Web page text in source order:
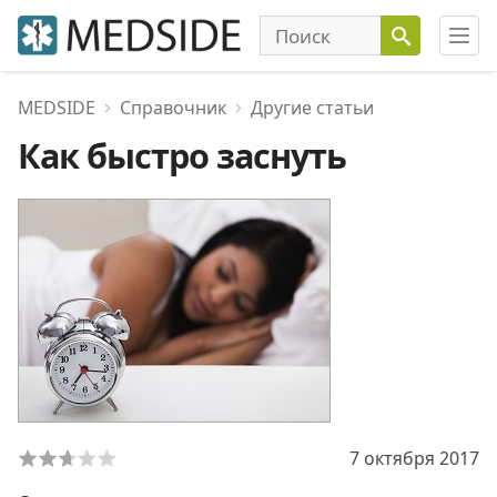
MEDSIDE Справочник Другие статьи
Как быстро заснуть
7 октября 2017